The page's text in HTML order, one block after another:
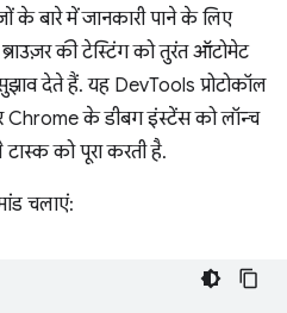
के बारे में जानकारी पाने के लिए
की टेस्टिंग को तुरंत ऑटोमेट
देते हैं. यह DevTools प्रोटोकॉल
Chrome के डीबग इंस्टेंस को लॉन्च
को पूरा करती है.
चलाएं: